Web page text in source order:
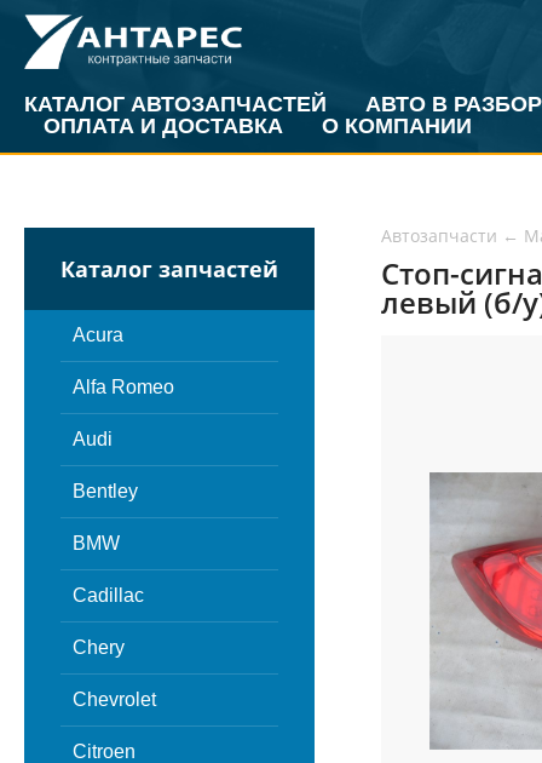
КАТАЛОГ АВТОЗАПЧАСТЕЙ
АВТО В РАЗБОР
ОПЛАТА И ДОСТАВКА
О КОМПАНИИ
Каталог запчастей
Acura
Alfa Romeo
Audi
Bentley
BMW
Cadillac
Chery
Chevrolet
Citroen
Автозапчасти ←
Стоп-
левый (б/